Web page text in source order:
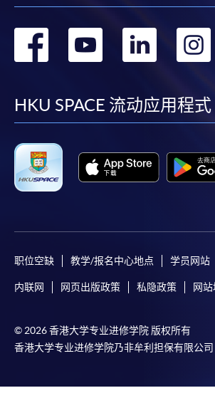
转
facebook
转
转
HKU SPACE 流动应用程式
职位空缺 教学/报名中心地点 学员网站
内联网 网页出版政策 私隐政策 网站
© 2026 香港大学专业进修学院 版权所有
香港大学专业进修学院乃非牟利担保有限公司